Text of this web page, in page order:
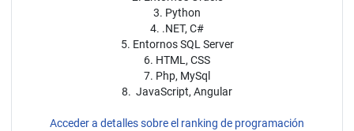
3. Python
4. .NET, C#
5. Entornos SQL Server
6. HTML, CSS
7. Php, MySql
8. JavaScript, Angular
Acceder a detalles sobre el ranking de programación